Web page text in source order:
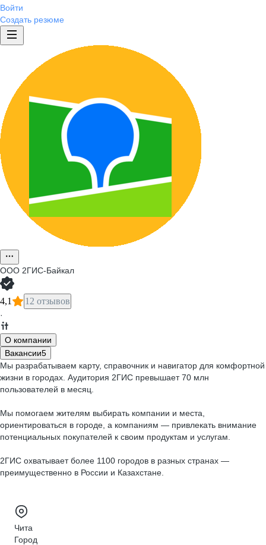
Войти
Создать резюме
ООО 2ГИС-Байкал
4,1 12 отзывов
·
О компании
Вакансии5
Мы разрабатываем карту, справочник и навигатор для комфортной
жизни в городах. Аудитория 2ГИС превышает 70 млн
пользователей в месяц.
Мы помогаем жителям выбирать компании и места,
ориентироваться в городе, а компаниям — привлекать внимание
потенциальных покупателей к своим продуктам и услугам.
2ГИС охватывает более 1100 городов в разных странах —
преимущественно в России и Казахстане.
Чита
Город